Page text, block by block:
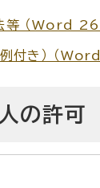
等 （Word
例付き） （
の許可